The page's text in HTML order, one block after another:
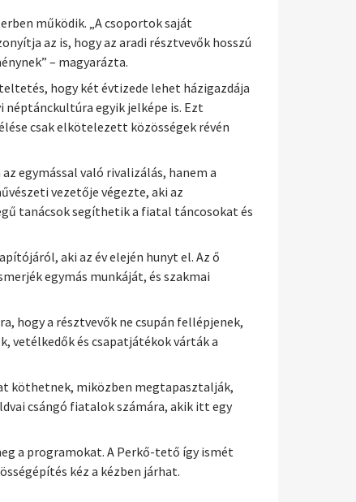
működik. „A csoportok saját
az is, hogy az aradi résztvevők hosszú
– magyarázta.
hogy két évtizede lehet házigazdája
egyik jelképe is. Ezt
csak elkötelezett közösségek révén
egymással való rivalizálás, hanem a
vezetője végezte, aki az
tanácsok segíthetik a fiatal táncosokat és
aki az év elején hunyt el. Az ő
egymás munkáját, és szakmai
hogy a résztvevők ne csupán fellépjenek,
vetélkedők és csapatjátékok várták a
köthetnek, miközben megtapasztalják,
csángó fiatalok számára, akik itt egy
a programokat. A Perkő-tető így ismét
kéz a kézben járhat.